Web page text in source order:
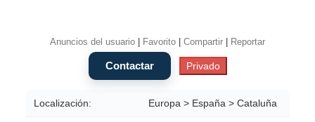
Anuncios del usuario Favorito Compartir Reportar
Localización: Europa > España > Cataluña